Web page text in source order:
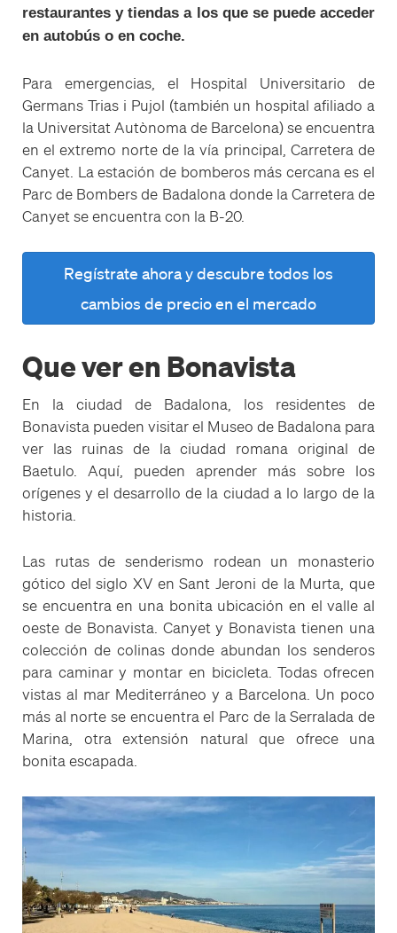
restaurantes y tiendas a los que se puede acceder
en autobús o en coche.
Para emergencias, el Hospital Universitario de
Germans Trias i Pujol (también un hospital afiliado a
la Universitat Autònoma de Barcelona) se encuentra
en el extremo norte de la vía principal, Carretera de
Canyet. La estación de bomberos más cercana es el
Parc de Bombers de Badalona donde la Carretera de
Canyet se encuentra con la B-20.
Regístrate ahora y descubre todos los
cambios de precio en el mercado
Que ver en Bonavista
En la ciudad de Badalona, ​​los residentes de
Bonavista pueden visitar el Museo de Badalona para
ver las ruinas de la ciudad romana original de
Baetulo. Aquí, pueden aprender más sobre los
orígenes y el desarrollo de la ciudad a lo largo de la
historia.
Las rutas de senderismo rodean un monasterio
gótico del siglo XV en Sant Jeroni de la Murta, que
se encuentra en una bonita ubicación en el valle al
oeste de Bonavista. Canyet y Bonavista tienen una
colección de colinas donde abundan los senderos
para caminar y montar en bicicleta. Todas ofrecen
vistas al mar Mediterráneo y a Barcelona. Un poco
más al norte se encuentra el Parc de la Serralada de
Marina, otra extensión natural que ofrece una
bonita escapada.